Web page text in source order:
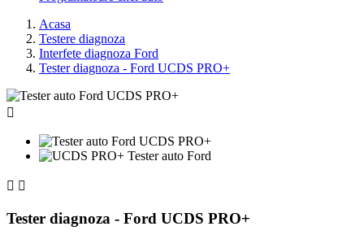
Acasa
Testere diagnoza
Interfete diagnoza Ford
Tester diagnoza - Ford UCDS PRO+

 
Tester diagnoza - Ford UCDS PRO+